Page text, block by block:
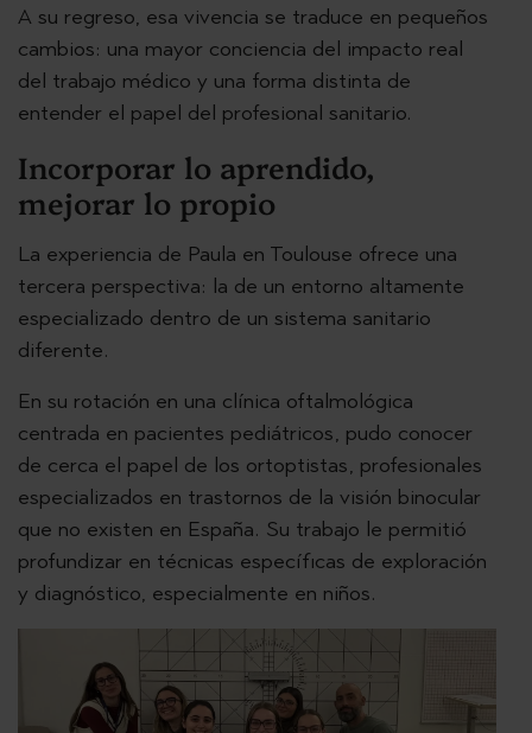
A su regreso, esa vivencia se traduce en pequeños
cambios: una mayor conciencia del impacto real
del trabajo médico y una forma distinta de
entender el papel del profesional sanitario.
Incorporar lo aprendido,
mejorar lo propio
La experiencia de Paula en Toulouse ofrece una
tercera perspectiva: la de un entorno altamente
especializado dentro de un sistema sanitario
diferente.
En su rotación en una clínica oftalmológica
centrada en pacientes pediátricos, pudo conocer
de cerca el papel de los ortoptistas, profesionales
especializados en trastornos de la visión binocular
que no existen en España. Su trabajo le permitió
profundizar en técnicas específicas de exploración
y diagnóstico, especialmente en niños.